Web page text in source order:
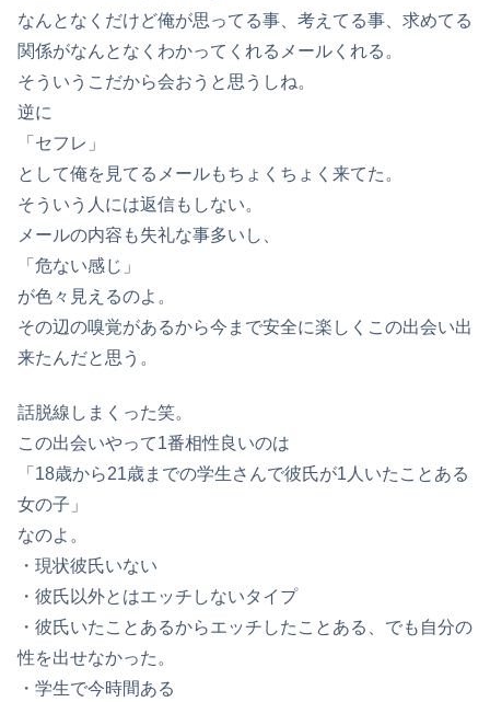
なんとなくだけど俺が思ってる事、考えてる事、求めてる
関係がなんとなくわかってくれるメールくれる。
そういうこだから会おうと思うしね。
逆に
「セフレ」
として俺を見てるメールもちょくちょく来てた。
そういう人には返信もしない。
メールの内容も失礼な事多いし、
「危ない感じ」
が色々見えるのよ。
その辺の嗅覚があるから今まで安全に楽しくこの出会い出
来たんだと思う。
話脱線しまくった笑。
この出会いやって1番相性良いのは
「18歳から21歳までの学生さんで彼氏が1人いたことある
女の子」
なのよ。
・現状彼氏いない
・彼氏以外とはエッチしないタイプ
・彼氏いたことあるからエッチしたことある、でも自分の
性を出せなかった。
・学生で今時間ある